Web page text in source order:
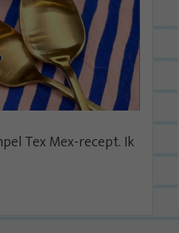
Tex Mex-recept. Ik